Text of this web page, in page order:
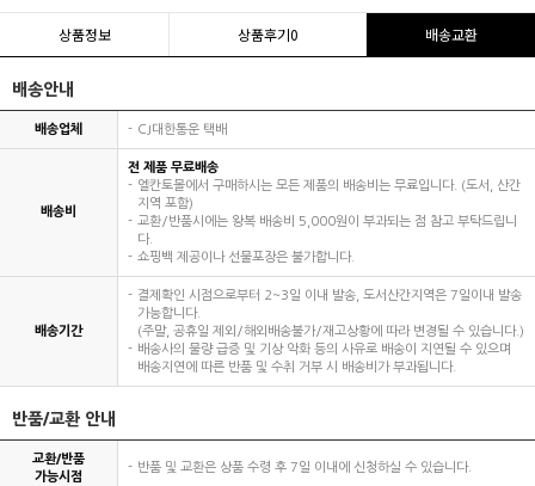
상품정보 상품후기0 배송교환
배송안내
배송업체 CJ대한통운 택배
배송비
전 제품 무료배송
엘칸토몰에서 구매하시는 모든 제품의 배송비는 무료입니다. (도서, 산간
지역 포함)
교환/반품시에는 왕복 배송비 5,000원이 부과되는 점 참고 부탁드립니
다.
쇼핑백 제공이나 선물포장은 불가합니다.
배송기간
결제확인 시점으로부터 2~3일 이내 발송, 도서산간지역은 7일이내 발송
가능합니다.
(주말, 공휴일 제외/해외배송불가/재고상황에 따라 변경될 수 있습니다.)
배송사의 물량 급증 및 기상 악화 등의 사유로 배송이 지연될 수 있으며
배송지연에 따른 반품 및 수취 거부 시 배송비가 부과됩니다.
반품/교환 안내
교환/반품
가능시점
반품 및 교환은 상품 수령 후 7일 이내에 신청하실 수 있습니다.